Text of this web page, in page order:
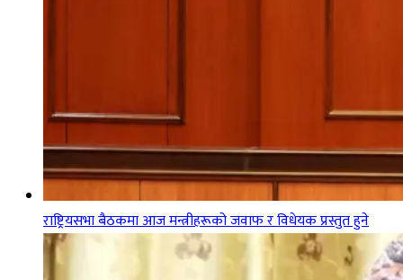
राष्ट्रियसभा बैठकमा आज मन्त्रीहरूको जवाफ र विधेयक प्रस्तुत हुने